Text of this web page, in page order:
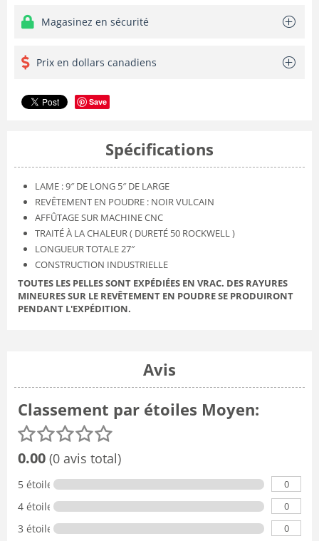
Magasinez en sécurité
Prix en dollars canadiens
Save
Spécifications
LAME : 9″ DE LONG 5″ DE LARGE
REVÊTEMENT EN POUDRE : NOIR VULCAIN
AFFÛTAGE SUR MACHINE CNC
TRAITÉ À LA CHALEUR ( DURETÉ 50 ROCKWELL )
LONGUEUR TOTALE 27″
CONSTRUCTION INDUSTRIELLE
TOUTES LES PELLES SONT EXPÉDIÉES EN VRAC. DES RAYURES
MINEURES SUR LE REVÊTEMENT EN POUDRE SE PRODUIRONT
PENDANT L'EXPÉDITION.
Avis
Classement par étoiles Moyen:
0.00 (0 avis total)
5 étoiles 0
4 étoiles 0
3 étoiles 0